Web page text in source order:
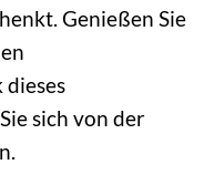
Genießen Sie
dieses
sich von der